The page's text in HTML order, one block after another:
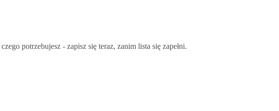
potrzebujesz - zapisz się teraz, zanim lista się zapełni.